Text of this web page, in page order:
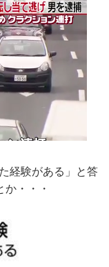
経験がある」と答
・・・